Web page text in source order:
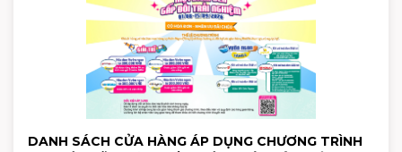
DANH SÁCH CỬA HÀNG ÁP DỤNG CHƯƠNG TRÌNH